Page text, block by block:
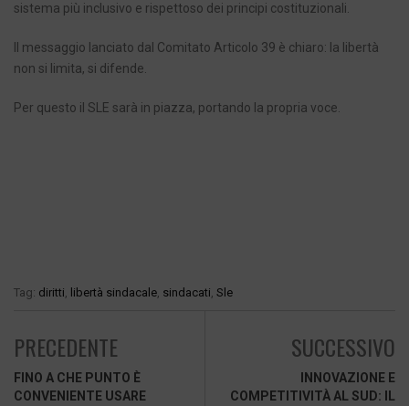
sistema più inclusivo e rispettoso dei principi costituzionali.
Il messaggio lanciato dal Comitato Articolo 39 è chiaro: la libertà
non si limita, si difende.
Per questo il SLE sarà in piazza, portando la propria voce.
Tag: diritti, libertà sindacale, sindacati, Sle
PRECEDENTE
FINO A CHE PUNTO È
CONVENIENTE USARE
SUCCESSIVO
INNOVAZIONE E
COMPETITIVITÀ AL SUD: IL